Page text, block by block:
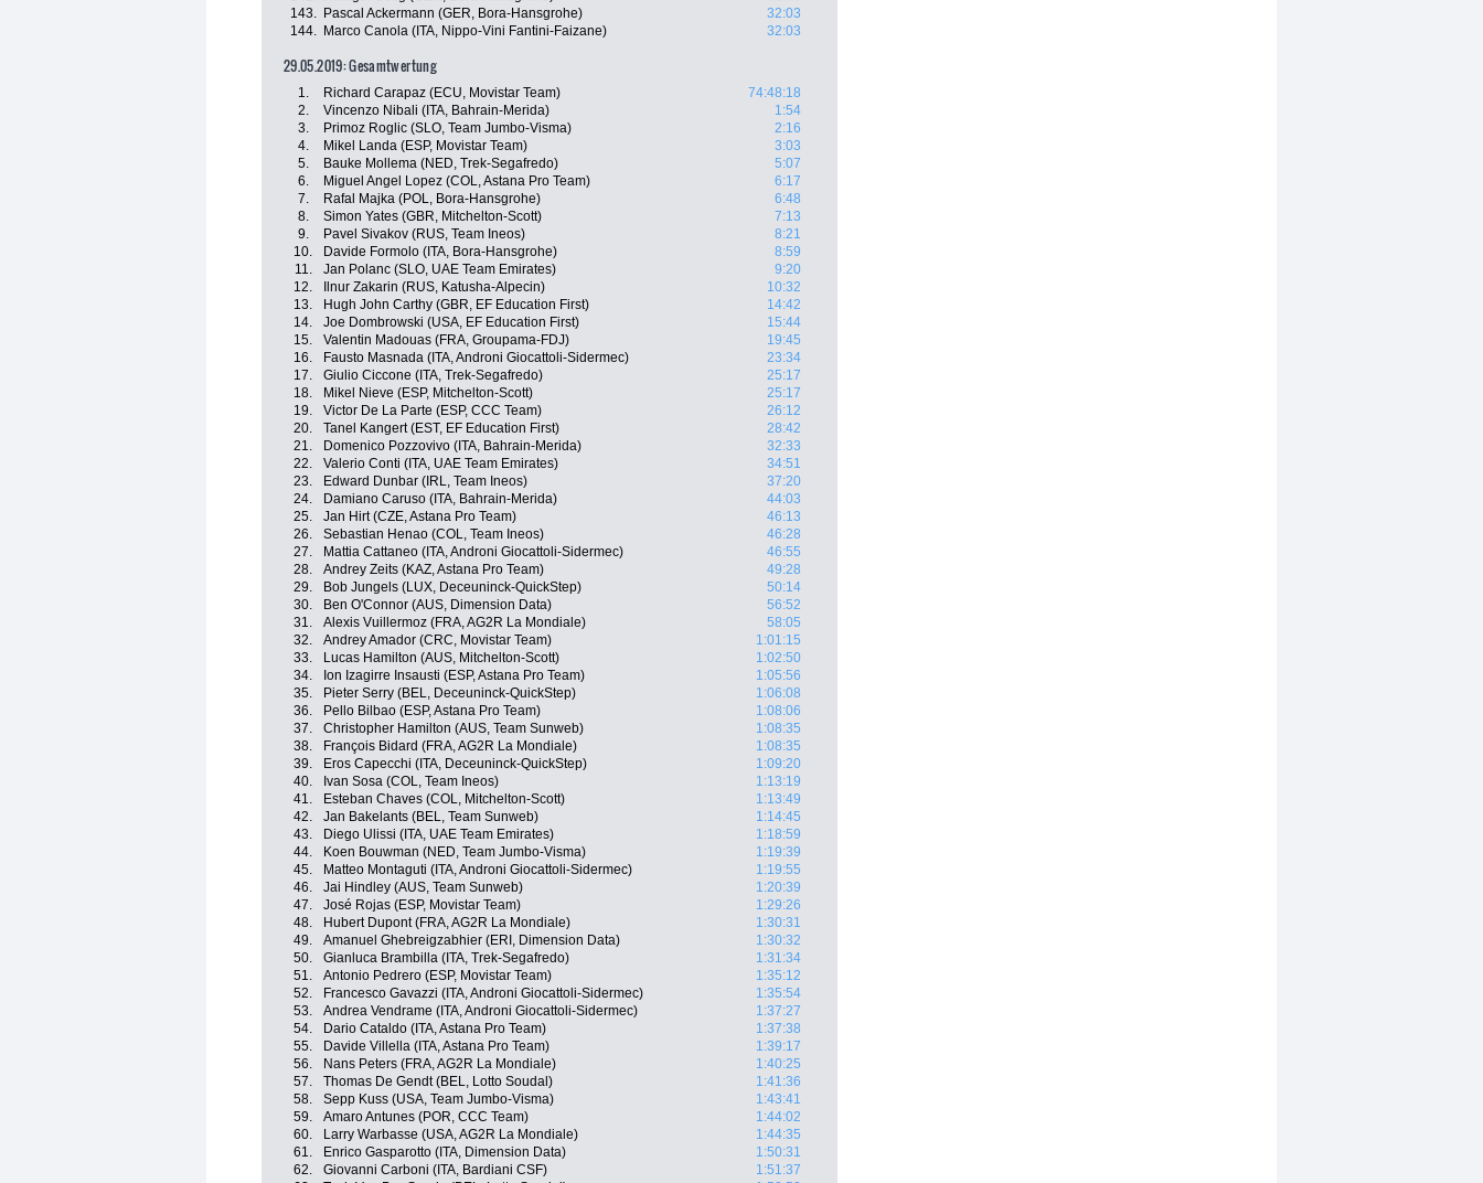
143.
Pascal Ackermann (GER, Bora-Hansgrohe)
32:03
144.
Marco Canola (ITA, Nippo-Vini Fantini-Faizane) 32:03
29.05.2019: Gesamtwertung
1. Richard Carapaz (ECU, Movistar Team)
74:48:18
2.
Vincenzo Nibali (ITA, Bahrain-Merida)
1:54
3.
Primoz Roglic (SLO, Team Jumbo-Visma)
2:16
4.
Mikel Landa (ESP, Movistar Team)
3:03
5.
Bauke Mollema (NED, Trek-Segafredo)
5:07
6.
Miguel Angel Lopez (COL, Astana Pro Team)
6:17
7.
Rafal Majka (POL, Bora-Hansgrohe)
6:48
8.
Simon Yates (GBR, Mitchelton-Scott)
7:13
9.
Pavel Sivakov (RUS, Team Ineos)
8:21
10.
Davide Formolo (ITA, Bora-Hansgrohe)
8:59
11.
Jan Polanc (SLO, UAE Team Emirates)
9:20
12.
Ilnur Zakarin (RUS, Katusha-Alpecin)
10:32
13.
Hugh John Carthy (GBR, EF Education First)
14:42
14.
Joe Dombrowski (USA, EF Education First)
15:44
15.
Valentin Madouas (FRA, Groupama-FDJ)
19:45
16.
Fausto Masnada (ITA, Androni Giocattoli-Sidermec)
23:34
17.
Giulio Ciccone (ITA, Trek-Segafredo)
25:17
18.
Mikel Nieve (ESP, Mitchelton-Scott)
25:17
19.
Victor De La Parte (ESP, CCC Team)
26:12
20.
Tanel Kangert (EST, EF Education First)
28:42
21.
Domenico Pozzovivo (ITA, Bahrain-Merida)
32:33
22.
Valerio Conti (ITA, UAE Team Emirates)
34:51
23.
Edward Dunbar (IRL, Team Ineos)
37:20
24.
Damiano Caruso (ITA, Bahrain-Merida)
44:03
25.
Jan Hirt (CZE, Astana Pro Team)
46:13
26.
Sebastian Henao (COL, Team Ineos)
46:28
27.
Mattia Cattaneo (ITA, Androni Giocattoli-Sidermec)
46:55
28.
Andrey Zeits (KAZ, Astana Pro Team)
49:28
29.
Bob Jungels (LUX, Deceuninck-QuickStep)
50:14
30.
Ben O'Connor (AUS, Dimension Data)
56:52
31.
Alexis Vuillermoz (FRA, AG2R La Mondiale)
58:05
32.
Andrey Amador (CRC, Movistar Team)
1:01:15
33.
Lucas Hamilton (AUS, Mitchelton-Scott)
1:02:50
34.
Ion Izagirre Insausti (ESP, Astana Pro Team)
1:05:56
35.
Pieter Serry (BEL, Deceuninck-QuickStep)
1:06:08
36.
Pello Bilbao (ESP, Astana Pro Team)
1:08:06
37.
Christopher Hamilton (AUS, Team Sunweb)
1:08:35
38.
François Bidard (FRA, AG2R La Mondiale)
1:08:35
39.
Eros Capecchi (ITA, Deceuninck-QuickStep)
1:09:20
40.
Ivan Sosa (COL, Team Ineos)
1:13:19
41.
Esteban Chaves (COL, Mitchelton-Scott)
1:13:49
42.
Jan Bakelants (BEL, Team Sunweb)
1:14:45
43.
Diego Ulissi (ITA, UAE Team Emirates)
1:18:59
44.
Koen Bouwman (NED, Team Jumbo-Visma)
1:19:39
45.
Matteo Montaguti (ITA, Androni Giocattoli-Sidermec)
1:19:55
46.
Jai Hindley (AUS, Team Sunweb)
1:20:39
47.
José Rojas (ESP, Movistar Team)
1:29:26
48.
Hubert Dupont (FRA, AG2R La Mondiale)
1:30:31
49.
Amanuel Ghebreigzabhier (ERI, Dimension Data)
1:30:32
50.
Gianluca Brambilla (ITA, Trek-Segafredo)
1:31:34
51.
Antonio Pedrero (ESP, Movistar Team)
1:35:12
52.
Francesco Gavazzi (ITA, Androni Giocattoli-Sidermec)
1:35:54
53.
Andrea Vendrame (ITA, Androni Giocattoli-Sidermec)
1:37:27
54.
Dario Cataldo (ITA, Astana Pro Team)
1:37:38
55.
Davide Villella (ITA, Astana Pro Team)
1:39:17
56.
Nans Peters (FRA, AG2R La Mondiale)
1:40:25
57.
Thomas De Gendt (BEL, Lotto Soudal)
1:41:36
58.
Sepp Kuss (USA, Team Jumbo-Visma)
1:43:41
59.
Amaro Antunes (POR, CCC Team)
1:44:02
60.
Larry Warbasse (USA, AG2R La Mondiale)
1:44:35
61.
Enrico Gasparotto (ITA, Dimension Data)
1:50:31
62.
Giovanni Carboni (ITA, Bardiani CSF)
1:51:37